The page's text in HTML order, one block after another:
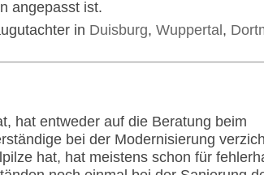
angepasst ist.
in Duisburg, Wuppertal,
hat entweder auf die Beratung beim
bei der Modernisierung
hat, hat meistens schon für